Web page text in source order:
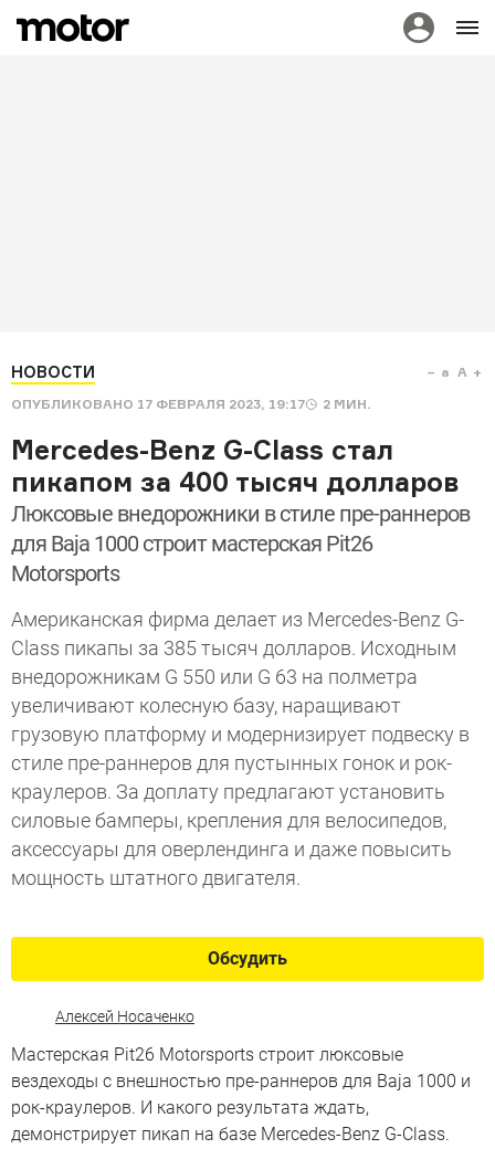
НОВОСТИ
ОПУБЛИКОВАНО 17 ФЕВРАЛЯ 2023, 19:17 2 МИН.
a A
Mercedes-Benz G-Class стал
пикапом за 400 тысяч долларов
Люксовые внедорожники в стиле пре-раннеров
для Baja 1000 строит мастерская Pit26
Motorsports
Американская фирма делает из Mercedes-Benz G-
Class пикапы за 385 тысяч долларов. Исходным
внедорожникам G 550 или G 63 на полметра
увеличивают колесную базу, наращивают
грузовую платформу и модернизирует подвеску в
стиле пре-раннеров для пустынных гонок и рок-
краулеров. За доплату предлагают установить
силовые бамперы, крепления для велосипедов,
аксессуары для оверлендинга и даже повысить
мощность штатного двигателя.
Обсудить
Алексей Носаченко
Мастерская Pit26 Motorsports строит люксовые
вездеходы с внешностью пре-раннеров для Baja 1000 и
рок-краулеров. И какого результата ждать,
демонстрирует пикап на базе Mercedes-Benz G-Class.